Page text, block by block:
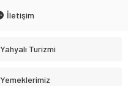
İletişim
Yahyalı Turizmi
Yemeklerimiz